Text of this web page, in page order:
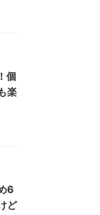
個
楽
6
ど